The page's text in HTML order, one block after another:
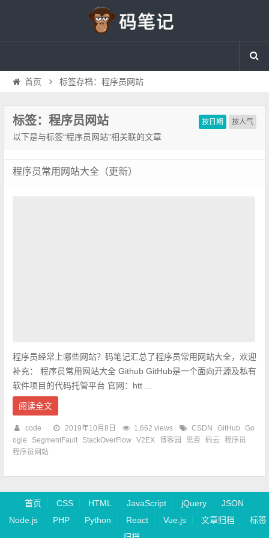
首页 标签存档：程序员网站
按日期 按人气
标签：程序员网站
以下是与标签“程序员网站”相关联的文章
程序员常用网站大全（更新）
程序员经常上哪些网站？码笔记汇总了程序员常用网站大全，欢迎
补充： 程序员常用网站大全 Github GitHub是一个面向开源及私有
软件项目的代码托管平台 官网：htt ...
阅读全文
code 2019年10月8日 1,662 views CSDN GitHub
Go
ogle
SegmentFault StackOverFlow V2EX 博客园 思否 码云 程序员
程序员网站
首页 CSS HTML JavaScript jQuery
JSON
Node.js
PHP Python React Vue.js 文章归档
标签